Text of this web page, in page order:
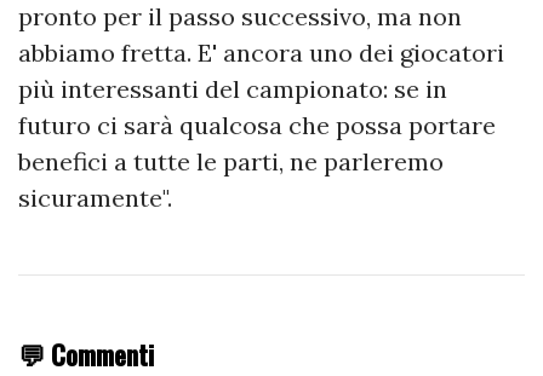
pronto per il passo successivo, ma non
abbiamo fretta. E' ancora uno dei giocatori
più interessanti del campionato: se in
futuro ci sarà qualcosa che possa portare
benefici a tutte le parti, ne parleremo
sicuramente".
💬 Commenti